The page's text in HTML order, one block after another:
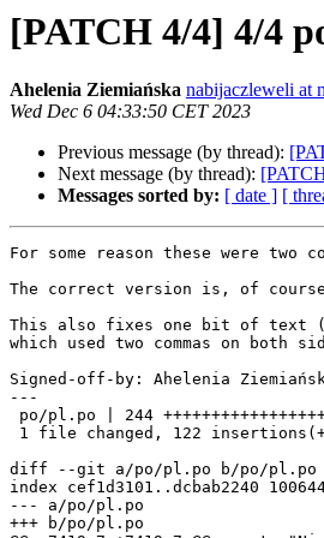
[PATCH 4/4] 4/4
Ahelenia Ziemiańska nabijaczleweli at
Wed Dec 6 04:33:50 CET 2023
Previous message (by thread):
Next message (by thread):
Messages sorted by: [ date ] [
For some reason these were two
The correct version is, of
This also fixes one bit of text
which used two commas on both
Signed-off-by: Ahelenia